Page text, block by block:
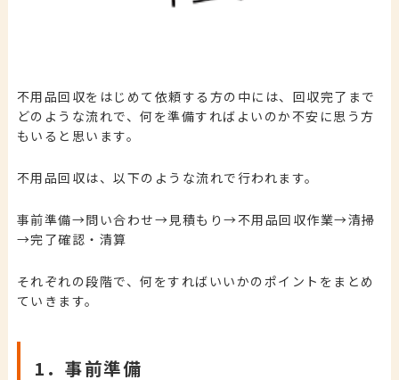
不用品回収をはじめて依頼する方の中には、回収完了まで
どのような流れで、何を準備すればよいのか不安に思う方
もいると思います。
不用品回収は、以下のような流れで行われます。
事前準備→問い合わせ→ 見積もり→不用品回収作業→清掃
→完了確認・清算
それぞれの段階で、何をすればいいかのポイントをまとめ
ていきます。
1．事前準備